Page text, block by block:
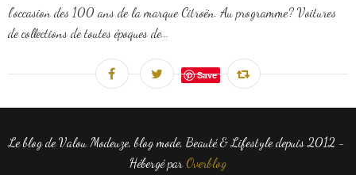
l'occasion des 100 ans de la marque Citroën. Au programme? Voitures
de collections de toutes époques de...
Save
Le blog de Valou Modeuze, blog mode, Beauté & Lifestyle depuis 2012 -
Hébergé parOverblog